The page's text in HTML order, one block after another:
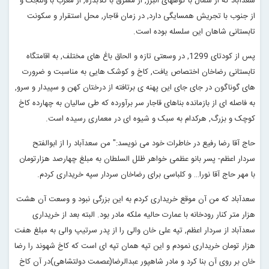
از جنوب با تجریش همسایگی دارد, در زمان قاجار, محل استقرار و سکونت
تابستانی شاهان این سلسله بوده است.
پس از کودتای 1299, در وسعتی تازه و الحاق باغ های مختلف, به اقامتگاه
تابستانی رضاخان اختصاص یافت, کاخ و کوشک هایی به مناسبت و ضرورت
های گوناگون در جای جای این پهنه ی برتافته از درختان کهن و سپیدار و سرو,
به فاصله ای از بازمانده بناهای قاجار سر برآورده که طی سالیان به چهارده کاخ
کوچک و بزرگ, هرکدام به سبک و شیوه ای در معماری رسیده است.
حاج آقا رضا رفیع در خاطرات خود می نویسد:" من سعدآباد را از ابوالفتح
سردار اعظم- پسر بانو عظمی خواهر ظلل السلطان به مبلغ چهارصد هزارتومان
با مهر حاج آقا نورا… و کلباسی برای رضاخان سردار سپه خریداری کردم.
سعدآباد که من آن موقع خریداری کردم به این بزرگی نبود و وسعت آن هشت
هزار متر کنار رودخانه با عمارت حالیه ملکه مادر بود. البته بعد از خریداری
سعدآباد از سردار اعظم, تپه علی خان والی را از پدر سرتیپ والی به مبلغ هفت
هزار تومان خریداری نمودم و این تپه همان تپه ای است که کاخ شهوند را رضا
خان بر روی آن بنا کرد و مادر شاهپور عبدالرضا(عصمت دولتشاهی)در آن کاخ